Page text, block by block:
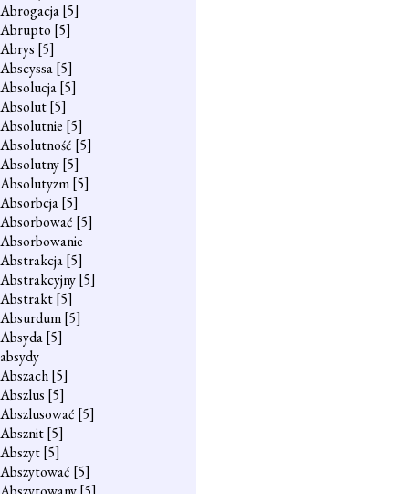
Abrogacja[5]
Abrupto [5]
Abrys [5]
Abscyssa[5]
Absolucja[5]
Absolut[5]
Absolutnie [5]
Absolutność [5]
Absolutny[5]
Absolutyzm[5]
Absorbcja[5]
Absorbować [5]
Absorbowanie
Abstrakcja[5]
Abstrakcyjny[5]
Abstrakt[5]
Absurdum[5]
Absyda[5]
absydy
Abszach[5]
Abszlus [5]
Abszlusować [5]
Absznit[5]
Abszyt[5]
Abszytować [5]